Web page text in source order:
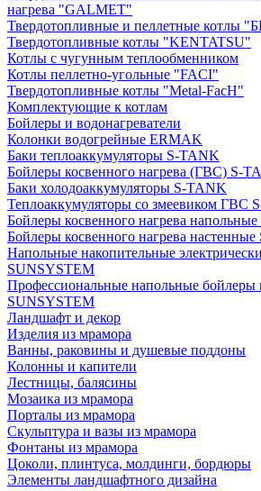
нагрева "GALMET"
Твердотопливные и пеллетные
Твердотопливные котлы "KENTATSU"
Котлы с чугунным теплообменником
Котлы пеллетно-угольные "FACI"
Твердотопливные котлы "Metal-FacH"
Комплектующие к котлам
Бойлеры и водонагреватели
Колонки водогрейные ERMAK
Баки теплоаккумуляторы S-TANK
Бойлеры косвенного нагрева (ГВС) S-
Баки холодоаккумуляторы S-TANK
Теплоаккумуляторы со змеевиком ГВС
Бойлеры косвенного нагрева
Бойлеры косвенного нагрева
Напольные накопительные
SUNSYSTEM
Профессиональные напольные бойлеры
SUNSYSTEM
Ландшафт и декор
Изделия из мрамора
Ванны, раковины и душевые поддоны
Колонны и капители
Лестницы, балясины
Мозаика из мрамора
Порталы из мрамора
Скульптура и вазы из мрамора
Фонтаны из мрамора
Цоколи, плинтуса, молдинги, бордюры
Элементы ландшафтного дизайна